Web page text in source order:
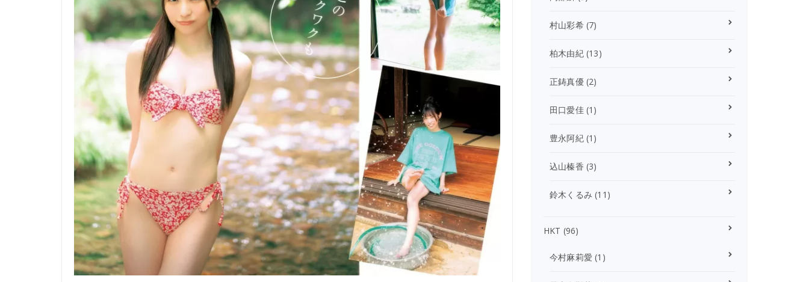
村山彩希(7)
柏木由紀(13)
正鋳真優(2)
田口愛佳(1)
豊永阿紀(1)
込山榛香 (3)
鈴木くるみ (11)
HKT (96)
今村麻莉愛 (1)